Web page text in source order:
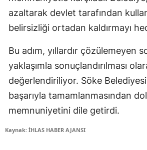
azaltarak devlet tarafından
belirsizliği ortadan kaldırmayı
Bu adım, yıllardır çözülemeyen
yaklaşımla sonuçlandırılması
değerlendiriliyor. Söke
başarıyla tamamlanmasından
memnuniyetini dile getirdi.
Kaynak: İHLAS HABER AJANSI